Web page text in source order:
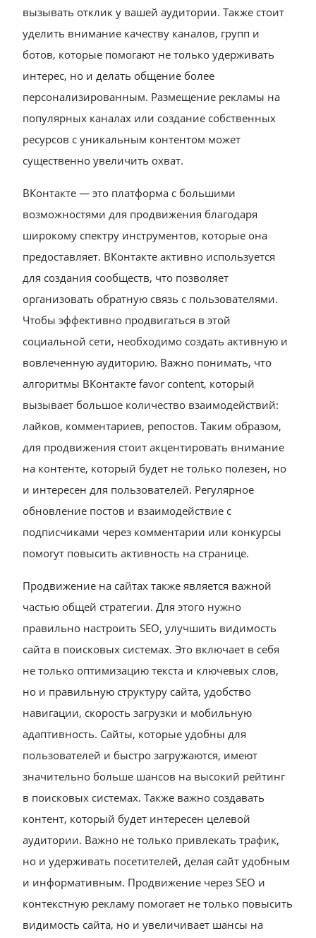
вызывать отклик у вашей аудитории. Также стоит
уделить внимание качеству каналов, групп и
ботов, которые помогают не только удерживать
интерес, но и делать общение более
персонализированным. Размещение рекламы на
популярных каналах или создание собственных
ресурсов с уникальным контентом может
существенно увеличить охват.
ВКонтакте — это платформа с большими
возможностями для продвижения благодаря
широкому спектру инструментов, которые она
предоставляет. ВКонтакте активно используется
для создания сообществ, что позволяет
организовать обратную связь с пользователями.
Чтобы эффективно продвигаться в этой
социальной сети, необходимо создать активную и
вовлеченную аудиторию. Важно понимать, что
алгоритмы ВКонтакте favor content, который
вызывает большое количество взаимодействий:
лайков, комментариев, репостов. Таким образом,
для продвижения стоит акцентировать внимание
на контенте, который будет не только полезен, но
и интересен для пользователей. Регулярное
обновление постов и взаимодействие с
подписчиками через комментарии или конкурсы
помогут повысить активность на странице.
Продвижение на сайтах также является важной
частью общей стратегии. Для этого нужно
правильно настроить SEO, улучшить видимость
сайта в поисковых системах. Это включает в себя
не только оптимизацию текста и ключевых слов,
но и правильную структуру сайта, удобство
навигации, скорость загрузки и мобильную
адаптивность. Сайты, которые удобны для
пользователей и быстро загружаются, имеют
значительно больше шансов на высокий рейтинг
в поисковых системах. Также важно создавать
контент, который будет интересен целевой
аудитории. Важно не только привлекать трафик,
но и удерживать посетителей, делая сайт удобным
и информативным. Продвижение через SEO и
контекстную рекламу помогает не только повысить
видимость сайта, но и увеличивает шансы на